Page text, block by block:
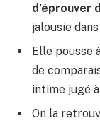
d’éprouver
jalousie
Elle pousse
de
intime jugé
On la